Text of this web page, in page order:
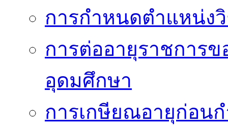
การกำหนดตำแหน่ง
การต่ออายุราชการ
อุดมศึกษา
การเกษียณอายุก่อน